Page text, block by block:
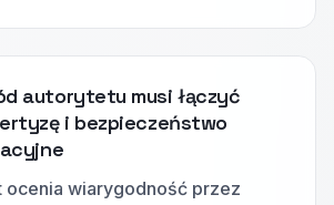
autorytetu musi łączyć
i bezpieczeństwo
ocenia wiarygodność przez